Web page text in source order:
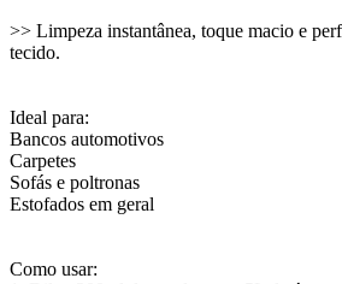
>> Limpeza instantânea, toque macio e
tecido.
Ideal para:
Bancos automotivos
Carpetes
Sofás e poltronas
Estofados em geral
Como usar: